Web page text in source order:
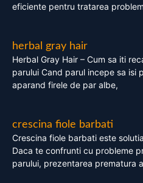
eficiente pentru tratarea
herbal gray hair
Herbal Gray Hair – Cum sa iti
parului Cand parul incepe sa isi
aparand firele de par albe,
crescina fiole barbati
Crescina fiole barbati este
Daca te confrunti cu probleme
parului, prezentarea prematura